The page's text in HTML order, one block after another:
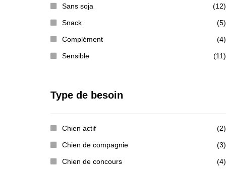
Sans soja (12)
Snack (5)
Complément (4)
Sensible (11)
Type de besoin
Chien actif (2)
Chien de compagnie (3)
Chien de concours (4)